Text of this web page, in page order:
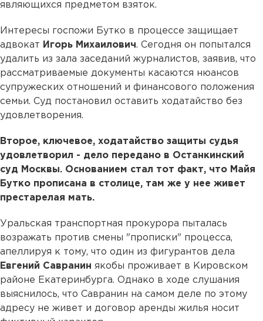
являющихся предметом взяток.
Интересы госпожи Бутко в процессе защищает
адвокат Игорь Михаилович. Сегодня он попытался
удалить из зала заседаний журналистов, заявив, что
рассматриваемые документы касаются нюансов
супружеских отношений и финансового положения
семьи. Суд постановил оставить ходатайство без
удовлетворения.
Второе, ключевое, ходатайство защиты судья
удовлетворил - дело передано в Останкинский
суд Москвы. Основанием стал тот факт, что Майя
Бутко прописана в столице, там же у нее живет
престарелая мать.
Уральская транспортная прокурора пыталась
возражать против смены "прописки" процесса,
апеллируя к тому, что один из фигурантов дела
Евгений Савранин якобы проживает в Кировском
районе Екатеринбурга. Однако в ходе слушания
выяснилось, что Савранин на самом деле по этому
адресу не живет и договор аренды жилья носит